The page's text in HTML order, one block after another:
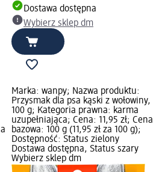
Dostawa dostępna
Wybierz sklep dm
Marka: wanpy; Nazwa produktu:
Przysmak dla psa kąski z wołowiny,
100 g; Kategoria prawna: karma
uzupełniająca; Cena: 11,95 zł; Cena
bazowa: 100 g (11,95 zł za 100 g);
Dostępność: Status zielony
Dostawa dostępna, Status szary
Wybierz sklep dm